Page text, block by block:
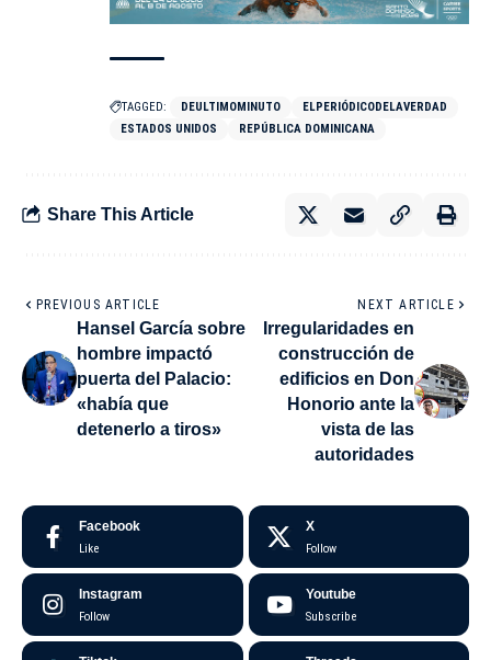
TAGGED: DEULTIMOMINUTO
ELPERIÓDICODELAVERDAD
ESTADOS UNIDOS
REPÚBLICA DOMINICANA
Share This Article
PREVIOUS ARTICLE
Hansel García sobre
hombre impactó
puerta del Palacio:
«había que
detenerlo a tiros»
NEXT ARTICLE
Irregularidades en
construcción de
edificios en Don
Honorio ante la
vista de las
autoridades
Facebook
Like
X
Follow
Instagram
Follow
Youtube
Subscribe